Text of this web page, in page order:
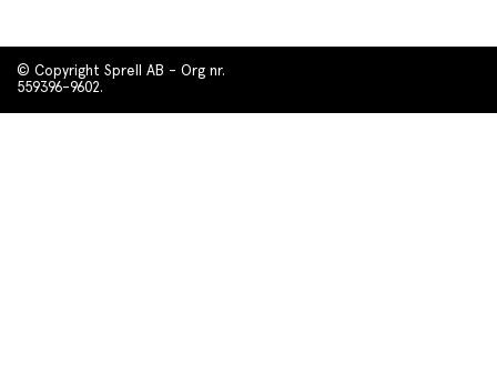
© Copyright Sprell AB - Org nr.
559396-9602.